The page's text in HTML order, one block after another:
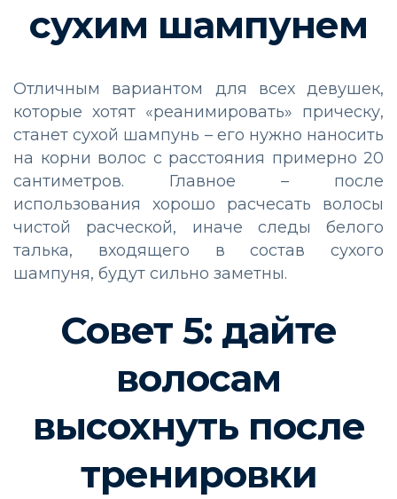
сухим шампунем
Отличным вариантом для всех девушек,
которые хотят «реанимировать» прическу,
станет сухой шампунь – его нужно наносить
на корни волос с расстояния примерно 20
сантиметров. Главное – после
использования хорошо расчесать волосы
чистой расческой, иначе следы белого
талька, входящего в состав сухого
шампуня, будут сильно заметны.
Совет 5: дайте
волосам
высохнуть после
тренировки